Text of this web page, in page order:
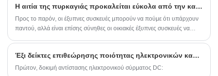
Η αιτία της πυρκαγιάς προκαλείται εύκολα από την κατώτερη ηλεκτρονική καλωδίωση
Προς το παρόν, οι έξυπνες συσκευές μπορούν να πούμε ότι υπάρχουν
παντού, αλλά είναι επίσης σύνηθες οι οικιακές έξυπνες συσκευές να
Έξι δείκτες επιθεώρησης ποιότητας ηλεκτρονικών καλωδίων
Πρώτον, δοκιμή αντίστασης ηλεκτρονικού σύρματος DC: